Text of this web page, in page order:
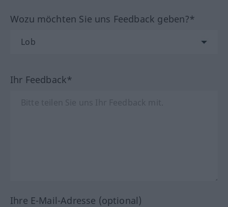
Wozu möchten Sie uns Feedback geben?*
Ihr Feedback*
Ihre E-Mail-Adresse (optional)